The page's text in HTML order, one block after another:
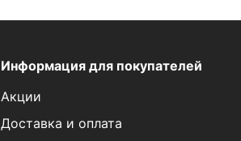
Информация для покупателей
Акции
Доставка и оплата